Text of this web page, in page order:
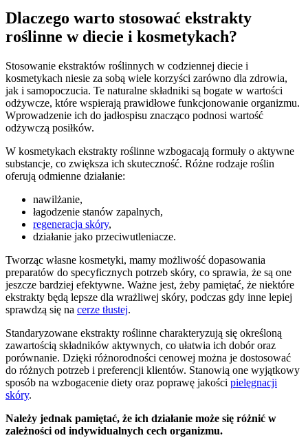
Dlaczego warto stosować ekstrakty
roślinne w diecie i kosmetykach?
Stosowanie ekstraktów roślinnych w codziennej diecie i
kosmetykach niesie za sobą wiele korzyści zarówno dla zdrowia,
jak i samopoczucia. Te naturalne składniki są bogate w wartości
odżywcze, które wspierają prawidłowe funkcjonowanie organizmu.
Wprowadzenie ich do jadłospisu znacząco podnosi wartość
odżywczą posiłków.
W kosmetykach ekstrakty roślinne wzbogacają formuły o aktywne
substancje, co zwiększa ich skuteczność. Różne rodzaje roślin
oferują odmienne działanie:
nawilżanie,
łagodzenie stanów zapalnych,
regeneracja skóry,
działanie jako przeciwutleniacze.
Tworząc własne kosmetyki, mamy możliwość dopasowania
preparatów do specyficznych potrzeb skóry, co sprawia, że są one
jeszcze bardziej efektywne. Ważne jest, żeby pamiętać, że niektóre
ekstrakty będą lepsze dla wrażliwej skóry, podczas gdy inne lepiej
sprawdzą się na cerze tłustej.
Standaryzowane ekstrakty roślinne charakteryzują się określoną
zawartością składników aktywnych, co ułatwia ich dobór oraz
porównanie. Dzięki różnorodności cenowej można je dostosować
do różnych potrzeb i preferencji klientów. Stanowią one wyjątkowy
sposób na wzbogacenie diety oraz poprawę jakości pielęgnacji
skóry.
Należy jednak pamiętać, że ich działanie może się różnić w
zależności od indywidualnych cech organizmu.